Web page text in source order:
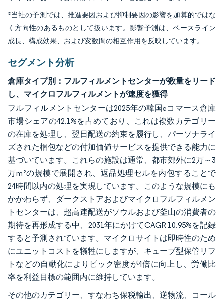
*当社の予測では、推進要因および抑制要因の影響を加算的ではな
く方向性のあるものとして扱います。影響予測は、ベースライン
成長、構成効果、および変数間の相互作用を反映しています。
セグメント分析
倉庫タイプ別：フルフィルメントセンターが数量をリード
し、マイクロフルフィルメントが速度を獲得
フルフィルメントセンターは2025年の韓国eコマース倉庫
市場シェアの42.1%を占めており、これは複数カテゴリー
の在庫を処理し、翌日配送の約束を履行し、パーソナライ
ズされた梱包などの付加価値サービスを提供できる能力に
基づいています。これらの施設は通常、都市郊外に2万～3
万m²の規模で展開され、返品処理セルを内包することで
24時間以内の処理を実現しています。このような規模にも
かかわらず、ダークストアおよびマイクロフルフィルメン
トセンターは、超高速配送がソウルおよび釜山の消費者の
期待を再形成する中、2031年にかけてCAGR 10.95%を記録
すると予測されています。マイクロサイトは即時性のため
にユニットコストを犠牲にしますが、キューブ型保管リフ
トなどの自動化によりピック密度が4倍に向上し、労働比
率を利益目標の範囲内に維持しています。
その他のカテゴリー、すなわち保税輸出、逆物流、コール